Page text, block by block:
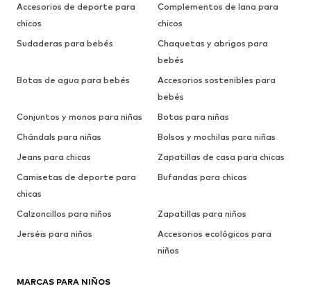
Accesorios de deporte para
chicos
Complementos de lana para
chicos
Sudaderas para bebés
Chaquetas y abrigos para
bebés
Botas de agua para bebés
Accesorios sostenibles para
bebés
Conjuntos y monos para niñas
Botas para niñas
Chándals para niñas
Bolsos y mochilas para niñas
Jeans para chicas
Zapatillas de casa para chicas
Camisetas de deporte para
chicas
Bufandas para chicas
Calzoncillos para niños
Zapatillas para niños
Jerséis para niños
Accesorios ecológicos para
niños
MARCAS PARA NIÑOS